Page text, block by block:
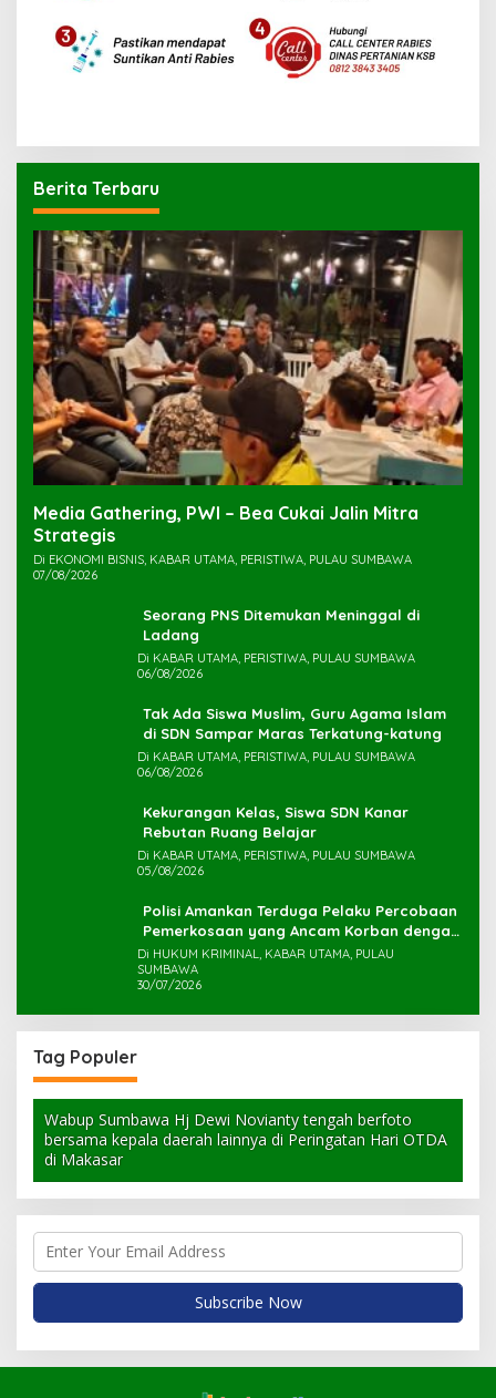
Berita Terbaru
Media Gathering, PWI – Bea Cukai Jalin Mitra
Strategis
Di EKONOMI BISNIS, KABAR UTAMA, PERISTIWA, PULAU SUMBAWA
07/08/2026
Seorang PNS Ditemukan Meninggal di
Ladang
Di KABAR UTAMA, PERISTIWA, PULAU SUMBAWA
06/08/2026
Tak Ada Siswa Muslim, Guru Agama Islam
di SDN Sampar Maras Terkatung-katung ‎
Di KABAR UTAMA, PERISTIWA, PULAU SUMBAWA
06/08/2026
Kekurangan Kelas, Siswa SDN Kanar
Rebutan Ruang Belajar
Di KABAR UTAMA, PERISTIWA, PULAU SUMBAWA
05/08/2026
Polisi Amankan Terduga Pelaku Percobaan
Pemerkosaan yang Ancam Korban dengan
Parang
Di HUKUM KRIMINAL, KABAR UTAMA, PULAU
SUMBAWA
30/07/2026
Tag Populer
Wabup Sumbawa Hj Dewi Novianty tengah berfoto
bersama kepala daerah lainnya di Peringatan Hari OTDA
di Makasar